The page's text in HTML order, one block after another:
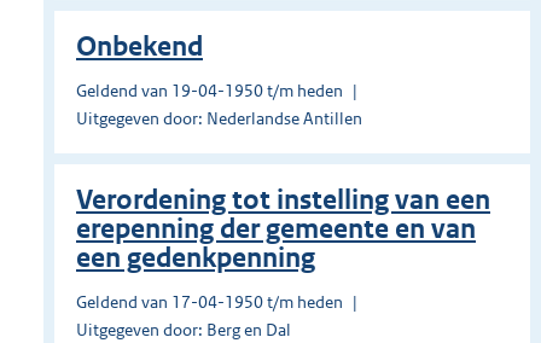
Onbekend
Geldend van 19-04-1950 t/m heden
Uitgegeven door: Nederlandse Antillen
Verordening tot instelling van een
erepenning der gemeente en van
een gedenkpenning
Geldend van 17-04-1950 t/m heden
Uitgegeven door: Berg en Dal